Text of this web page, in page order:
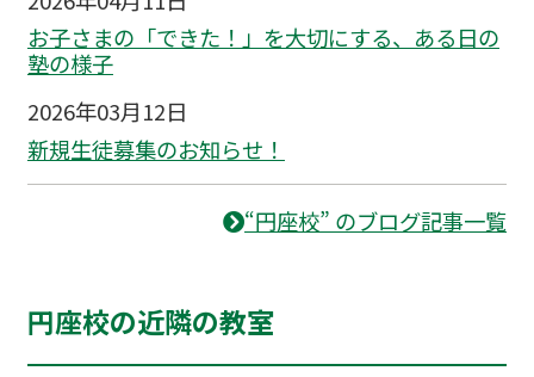
お子さまの「できた！」を大切にする、ある日の
塾の様子
2026年03月12日
新規生徒募集のお知らせ！
“円座校” のブログ記事一覧
円座校の近隣の教室